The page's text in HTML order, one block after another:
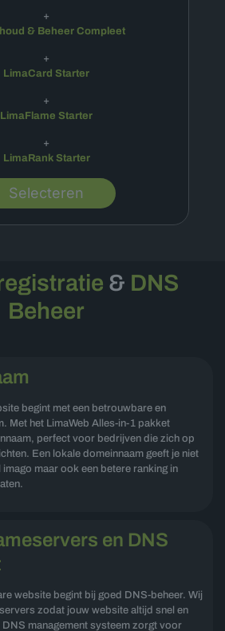
+
& Beheer Compleet
+
LimaCard Starter
+
LimaFlame Starter
+
LimaRank Starter
Selecteren
& DNS
Beheer
begint met een betrouwbare en
Met het LimaWeb Alles-in-1 pakket
perfect voor bedrijven die zich op
Een lokale domeinnaam geeft je niet
maar ook een betere ranking in
en DNS
website begint bij goed DNS-beheer. Wij
zodat jouw website altijd snel en
management systeem zorgt voor